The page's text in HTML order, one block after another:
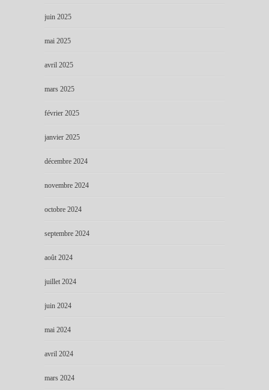
juin 2025
mai 2025
avril 2025
mars 2025
février 2025
janvier 2025
décembre 2024
novembre 2024
octobre 2024
septembre 2024
août 2024
juillet 2024
juin 2024
mai 2024
avril 2024
mars 2024